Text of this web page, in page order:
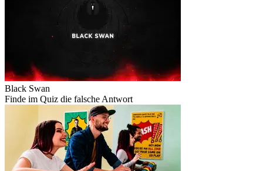
Black Swan
Finde im Quiz die falsche Antwort